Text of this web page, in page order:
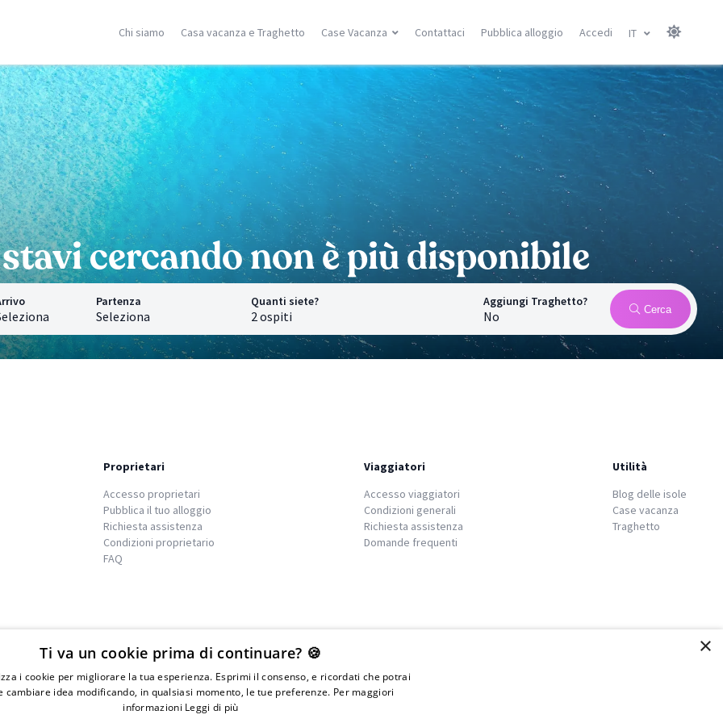
Chi siamo Casa vacanza e Traghetto Case Vacanza
Vito Lo Capo
località
Corsica
Porto Vecchio
Moriani
Ghisonaccia
Isola Rossa
Ajaccio
Calvì
Saint Florent
Ricerca località
Isole Greche
Zante
Samos
Creta
Mykonos
Santorini
Corfù
Ricerca località
Isole Canarie
Gran Canarie
Tenerife
Lanzarote
Fuerteventura
Ricerca località
Isole Baleari
Minorca
Maiorca
Ibiza
Ricerca località
Contattaci Pubblica alloggio Accedi IT
cercando non è più disponibile
Partenza
Seleziona
Quanti siete? Aggiungi Traghetto?
No Cerca
Proprietari
Accesso proprietari
Pubblica il tuo alloggio
Richiesta assistenza
Condizioni proprietario
FAQ
Viaggiatori
Accesso viaggiatori
Condizioni generali
Richiesta assistenza
Domande frequenti
Utilità
Blog delle isole
Case vacanza
Traghetto
We islands
01976730497 - Iscrizione C.I.A.A di
×
Ti va un cookie prima di continuare? 🍪
i cookie per migliorare la tua esperienza. Esprimi il consenso, e ricordati che potrai
cambiare idea modificando, in qualsiasi momento, le tue preferenze. Per maggiori
informazioni Leggi di più